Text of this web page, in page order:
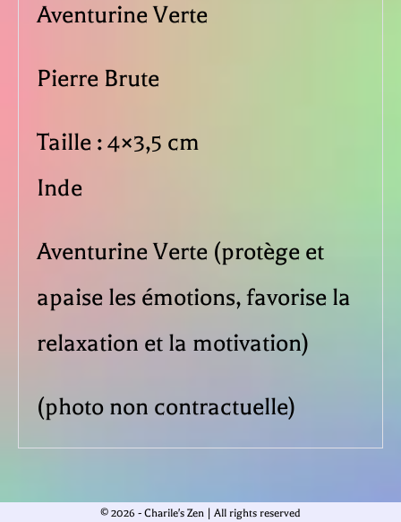
Aventurine Verte
Pierre Brute
Taille : 4×3,5 cm
Inde
Aventurine Verte (protège et
apaise les émotions, favorise la
relaxation et la motivation)
(photo non contractuelle)
© 2026 - Charile's Zen | All rights reserved